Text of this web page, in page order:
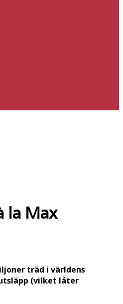
la Max
träd i världens
(vilket låter